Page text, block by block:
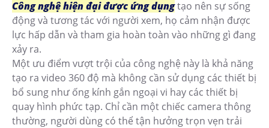
Công nghệ hiện đại được ứng dụngtạo nên sự sống
động và tương tác với người xem, họ cảm nhận được
lực hấp dẫn và tham gia hoàn toàn vào những gì đang
xảy ra.
Một ưu điểm vượt trội của công nghệ này là khả năng
tạo ra video 360 độ mà không cần sử dụng các thiết bị
bổ sung như ống kính gắn ngoại vi hay các thiết bị
quay hình phức tạp. Chỉ cần một chiếc camera thông
thường, người dùng có thể tận hưởng trọn vẹn trải